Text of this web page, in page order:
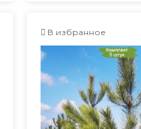
В избранное